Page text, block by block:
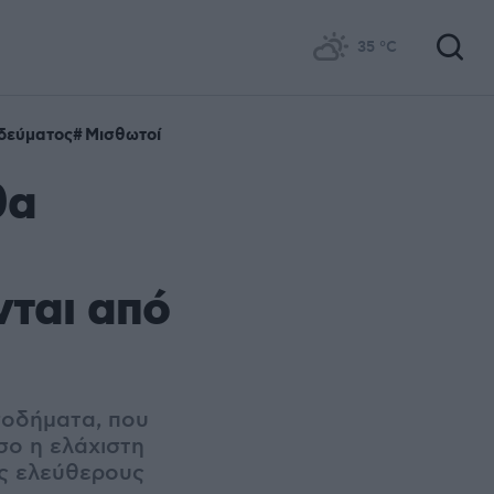
35 °C
Μισθωτοί
από
που
η ελάχιστη
ελεύθερους